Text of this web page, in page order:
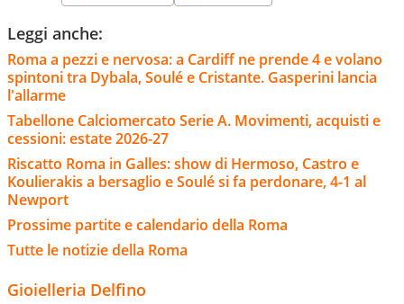
Leggi anche:
Roma a pezzi e nervosa: a Cardiff ne prende 4 e volano
spintoni tra Dybala, Soulé e Cristante. Gasperini lancia
l'allarme
Tabellone Calciomercato Serie A. Movimenti, acquisti e
cessioni: estate 2026-27
Riscatto Roma in Galles: show di Hermoso, Castro e
Koulierakis a bersaglio e Soulé si fa perdonare, 4-1 al
Newport
Prossime partite e calendario della Roma
Tutte le notizie della Roma
Gioielleria Delfino